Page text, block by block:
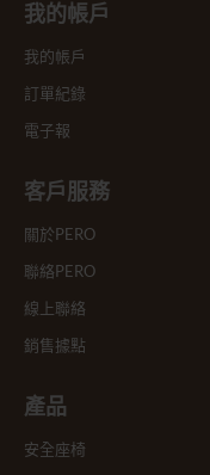
我的帳戶
我的帳戶
訂單紀錄
電子報
客戶服務
關於PERO
聯絡PERO
線上聯絡
銷售據點
產品
安全座椅